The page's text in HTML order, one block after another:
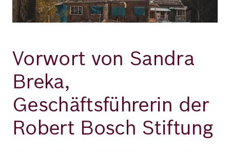
Perspectives
Vorwort von Sandra
Breka,
Geschäftsführerin der
Robert Bosch Stiftung